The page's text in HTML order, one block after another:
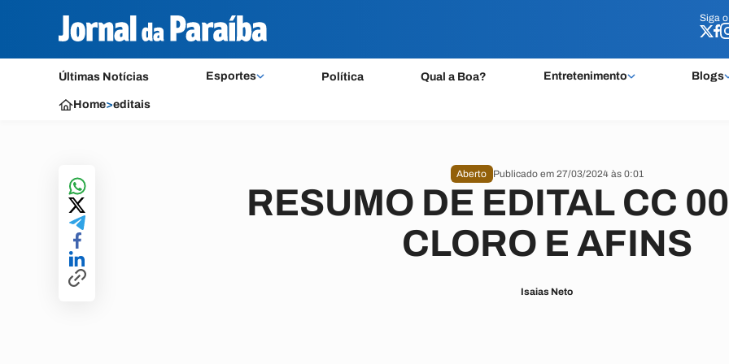
Siga o
Últimas Notícias Esportes Política Qual a Boa? Entretenimento Blogs
Siga o
Home>editais
Aberto Publicado em 27/03/2024 às 0:01
RESUMO DE EDITAL CC
CLORO E AFINS
Isaias Neto